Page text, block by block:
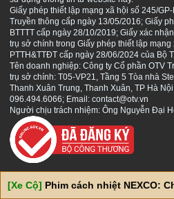
Giấy phép thiết lập mạng xã hội số 245/
Truyền thông cấp ngày 13/05/2016; Giấy
BTTTT cấp ngày 28/10/2019; Giấy xác
trụ sở chính trong Giấy phép thiết lập
PTTH&TTĐT cấp ngày 28/06/2024 của Bộ
Tên doanh nghiệp: Công ty Cổ phần OTV
trụ sở chính: T05-VP21, Tầng 5 Tòa nhà
Thanh Xuân Trung, Thanh Xuân, TP Hà
096.494.6066; Email: contact@otv.vn
Người chịu trách nhiệm: Ông Nguyễn Đại
[Xe Cộ] Phim cách nhiệt NEXCO: